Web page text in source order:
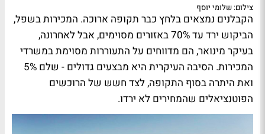
צילום: שלומי יוסף
הקבלנים נמצאים בלחץ כבר תקופה ארוכה. המכירות בשפל,
הביקוש ירד עד 70% באזורים מסוימים, אבל לאחרונה,
בעיקר מינואר, הם מדווחים על התעוררות מסוימת במשרדי
המכירות. הסיבה העיקרית היא מבצעים גדולים - שלם 5%
ואת היתרה בסוף התקופה, לצד חשש של הרוכשים
הפוטנציאלים שהמחירים לא ירדו.